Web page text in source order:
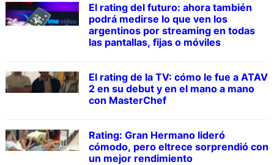
El rating del futuro: ahora también
podrá medirse lo que ven los
argentinos por streaming en todas
las pantallas, fijas o móviles
El rating de la TV: cómo le fue a ATAV
2 en su debut y en el mano a mano
con MasterChef
Rating: Gran Hermano lideró
cómodo, pero eltrece sorprendió con
un mejor rendimiento